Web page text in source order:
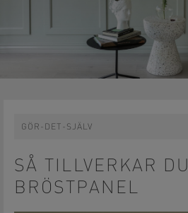
GÖR-DET-SJÄLV
SÅ TILLVERKAR DU
BRÖSTPANEL